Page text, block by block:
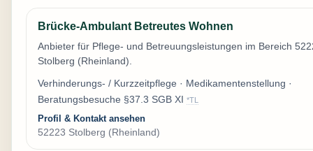
Brücke-Ambulant Betreutes Wohnen
Anbieter für Pflege- und Betreuungsleistungen im Bereich
Stolberg (Rheinland).
Verhinderungs- / Kurzzeitpflege · Medikamentenstellung ·
Beratungsbesuche §37.3 SGB XI *TL
Profil & Kontakt ansehen
52223 Stolberg (Rheinland)